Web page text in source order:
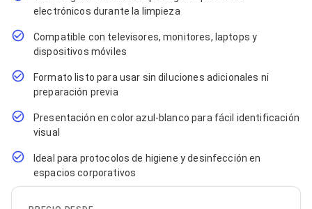
Probadores de Cable
Protectores para Cables
Cables para Impresoras
Cableado Estructurado
Sujetadores de Cables
Cinchos
Adaptadores
Adaptadores PC
Adaptadores PC USB
Adaptadores PC Serial
Adaptadores PC SATA
Adaptadores PC IDE
Adaptadores PC Teclado
electrónicos durante la limpieza
Compatible con televisores, monitores, laptops y
dispositivos móviles
Formato listo para usar sin diluciones adicionales ni
preparación previa
Presentación en color azul-blanco para fácil identificación
visual
Ideal para protocolos de higiene y desinfección en
espacios corporativos